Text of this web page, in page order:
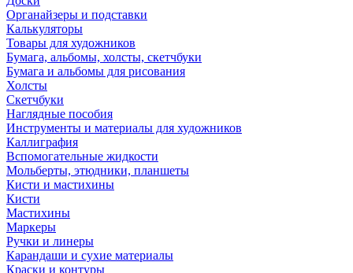
Органайзеры и подставки
Калькуляторы
Товары для художников
Бумага, альбомы, холсты, скетчбуки
Бумага и альбомы для рисования
Холсты
Скетчбуки
Наглядные пособия
Инструменты и материалы для художников
Каллиграфия
Вспомогательные жидкости
Мольберты, этюдники, планшеты
Кисти и мастихины
Кисти
Мастихины
Маркеры
Ручки и линеры
Карандаши и сухие материалы
Краски и контуры